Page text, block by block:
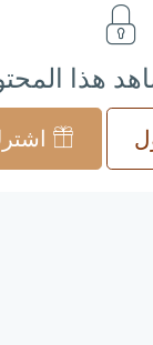
هذا